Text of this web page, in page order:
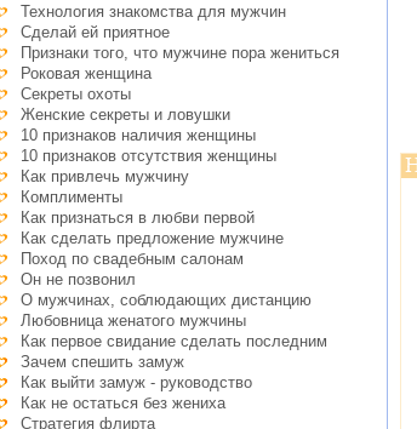
Технология знакомства для мужчин
Сделай ей приятное
Признаки того, что мужчине пора жениться
Роковая женщина
Секреты охоты
Женские секреты и ловушки
10 признаков наличия женщины
10 признаков отсутствия женщины
Как привлечь мужчину
Комплименты
Как признаться в любви первой
Как сделать предложение мужчине
Поход по свадебным салонам
Он не позвонил
О мужчинах, соблюдающих дистанцию
Любовница женатого мужчины
Как первое свидание сделать последним
Зачем спешить замуж
Как выйти замуж - руководство
Как не остаться без жениха
Стратегия флирта